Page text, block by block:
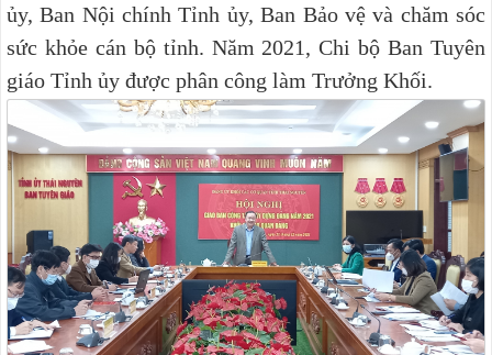
ủy, Ban Nội chính Tỉnh ủy, Ban Bảo vệ và chăm sóc
sức khỏe cán bộ tỉnh. Năm 2021, Chi bộ Ban Tuyên
giáo Tỉnh ủy được phân công làm Trưởng Khối.